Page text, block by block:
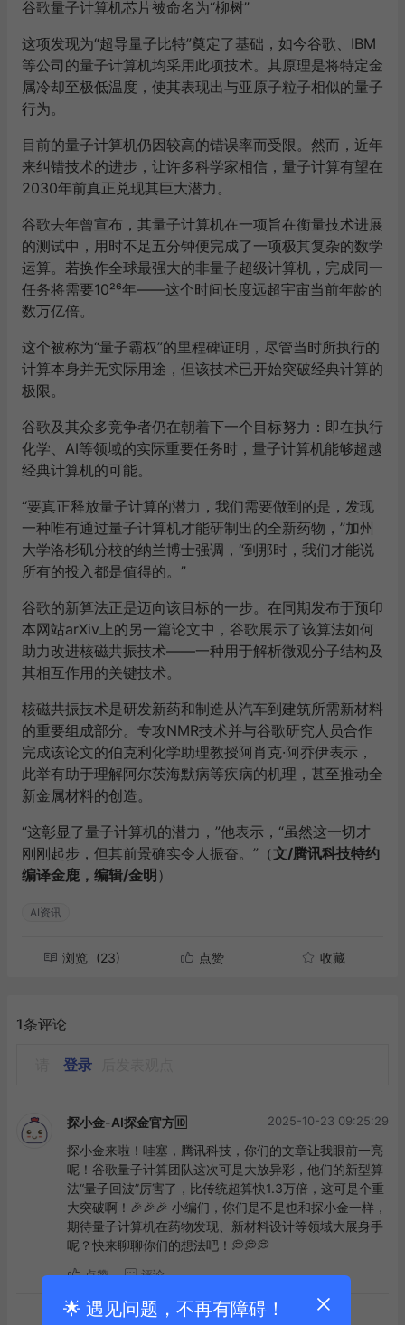
谷歌量子计算机芯片被命名为“柳树”
这项发现为“超导量子比特”奠定了基础，如今谷歌、IBM
等公司的量子计算机均采用此项技术。其原理是将特定金
属冷却至极低温度，使其表现出与亚原子粒子相似的量子
行为。
目前的量子计算机仍因较高的错误率而受限。然而，近年
来纠错技术的进步，让许多科学家相信，量子计算有望在
2030年前真正兑现其巨大潜力。
谷歌去年曾宣布，其量子计算机在一项旨在衡量技术进展
的测试中，用时不足五分钟便完成了一项极其复杂的数学
运算。若换作全球最强大的非量子超级计算机，完成同一
任务将需要10²⁶年——这个时间长度远超宇宙当前年龄的
数万亿倍。
这个被称为“量子霸权”的里程碑证明，尽管当时所执行的
计算本身并无实际用途，但该技术已开始突破经典计算的
极限。
谷歌及其众多竞争者仍在朝着下一个目标努力：即在执行
化学、AI等领域的实际重要任务时，量子计算机能够超越
经典计算机的可能。
一种唯有通过量子计算机才能研制出的全新药物，”加州
本网站arXiv上的另一篇论文中，谷歌展示了该算法如何
核磁共振技术是研发新药和制造从汽车到建筑所需新材料
的重要组成部分。专攻NMR技术并与谷歌研究人员合作
完成该论文的伯克利化学助理教授阿肖克·阿乔伊表示，
此举有助于理解阿尔茨海默病等疾病的机理，甚至推动全
新金属材料的创造。
“这彰显了量子计算机的潜力，”他表示，“虽然这一切才
编译金鹿，编辑/金明 ）
🌟 遇见问题，不再有障碍！